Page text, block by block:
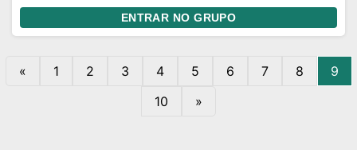
ENTRAR NO GRUPO
« 1 2 3 4 5 6 7 8
9
10
»